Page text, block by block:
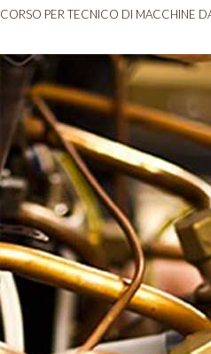
CORSO PER TECNICO DI MACCHINE